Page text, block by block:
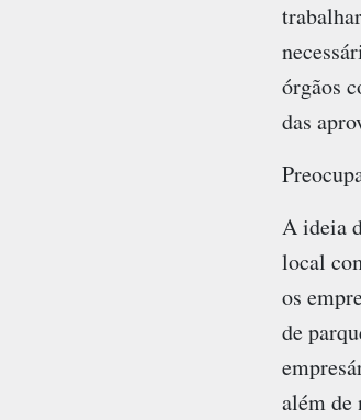
órgãos
das
A ideia
local
os
de
além de